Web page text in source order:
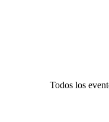
Todos los